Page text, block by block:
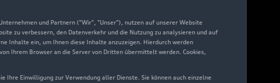
und Partnern ("Wir", "Unser"), nutzen auf unserer Website
zu verbessern, den Datenverkehr und die Nutzung zu analysieren und auf
Inhalte ein, um Ihnen diese Inhalte anzuzeigen. Hierdurch werden
Ihrem Browser an die Server von Dritten übermittelt werden. Cookies,
Einwilligung zur Verwendung aller Dienste. Sie können auch einzelne